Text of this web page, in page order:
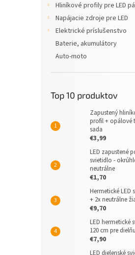
Hliníkové profily pre LED
Napájacie zdroje pre LED
Elektrické príslušenstvo
Baterie, akumulátory
Auto-moto
Top 10 produktov
Zapustený
profil + opálové
sada
€3,99
LED zapustené
svietidlo -
neutrálne
€1,70
Hermetické LED
+ 2x neutrálne
€9,70
LED hermetické
120 cm pre dielňu
€7,90
LED dielenské